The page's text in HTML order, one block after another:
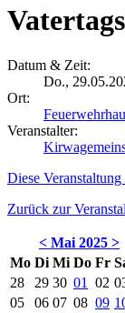
Datum & Zeit:
Do.,
Ort:
Veranstalter:
Diese
Zurück zur
< Mai 2025 >
Mo Di Mi Do Fr
28
29 30 01 02
05
06 07 08 09